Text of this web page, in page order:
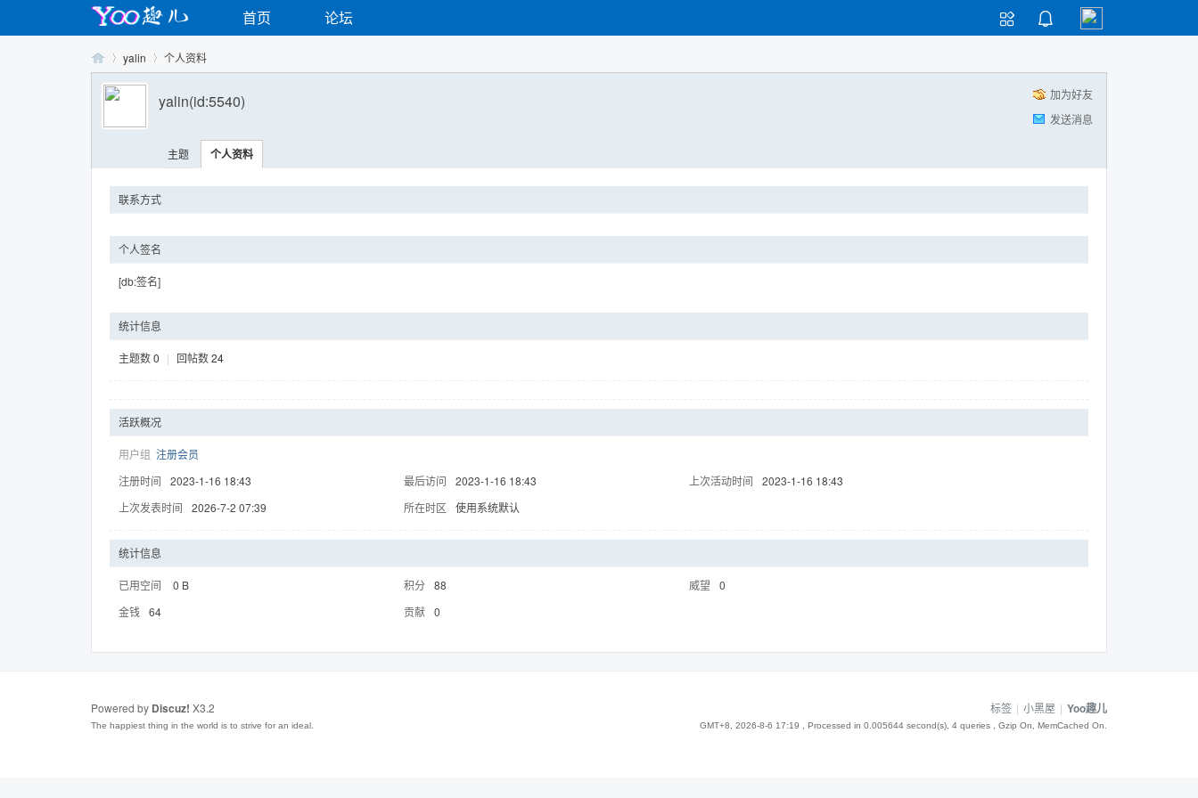


首页 论坛
Yo›
yalin
›
个人资料
加为好友
发送消息
yalin(id:5540)
主题 个人资料
联系方式
个人签名
[db:签名]
统计信息
主题数0 | 回帖数24
活跃概况
用户组 注册会员
注册时间
2023-1-16 18:43 最后访问 2023-1-16 18:43 上次活动时间
2023-1-16 18:43
上次发表时间
2026-7-2 07:39 所在时区 使用系统默认
统计信息
已用空间 0 B 积分 88 威望
0
金钱
64 贡献 0
标签 | 小黑屋 | Yoo趣儿
GMT+8, 2026-8-6 17:19 , Processed in 0.005644 second(s), 4 queries , Gzip On, MemCached On.
Powered by Discuz! X3.2
The happiest thing in the world is to strive for an ideal.